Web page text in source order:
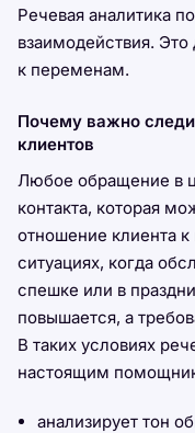
Речевая аналитика
взаимодействия.
к переменам.
Почему важно
клиентов
Любое обращение в
контакта, которая
отношение клиента
ситуациях, когда
спешке или в
повышается, а
В таких условиях
настоящим
анализирует тон